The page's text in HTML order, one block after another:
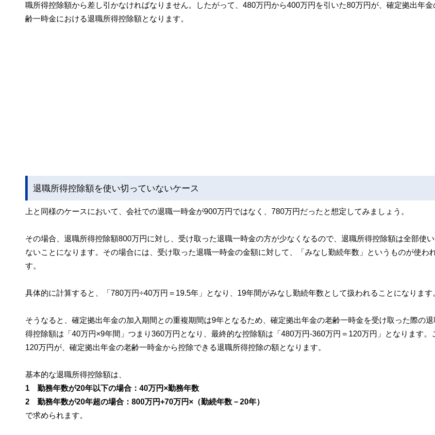
職所得控除額から差し引かなければなりません。したがって、480万円から400万円を引いた80万円が、確定拠出年金
齢一時金における退職所得控除額となります。
退職所得控除額を使い切っていないケース
上と同様のケースにおいて、会社での退職一時金が900万円ではなく、780万円だったと想定してみましょう。
その場合、退職所得控除額800万円に対し、受け取った退職一時金の方が少なくなるので、退職所得控除額は全部使
ないことになります。その場合には、受け取った退職一時金の金額に対して、「みなし勤続年数」というものが使わ
す。
具体的に計算すると、「780万円÷40万円＝19.5年」となり、19年間がみなし勤続年数として扱われることになります
そうなると、確定拠出年金の加入期間との重複期間は9年となるため、確定拠出年金の老齢一時金を受け取った際の
得控除額は「40万円×9年間」つまり360万円となり、最終的な控除額は「480万円-360万円＝120万円」となります。
120万円が、確定拠出年金の老齢一時金から控除できる退職所得控除の額となります。
基本的な退職所得控除額は、
1 勤務年数が20年以下の場合：40万円×勤務年数
2 勤務年数が20年超の場合：800万円+70万円×（勤続年数－20年）
で求められます。